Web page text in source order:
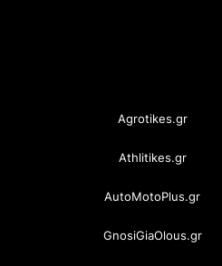
Agrotikes.gr
Athlitikes.gr
AutoMotoPlus.gr
GnosiGiaOlous.gr